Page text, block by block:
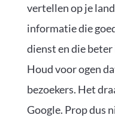
vertellen op je
informatie die
dienst en die
Houd voor ogen
bezoekers. Het
Google. Prop dus